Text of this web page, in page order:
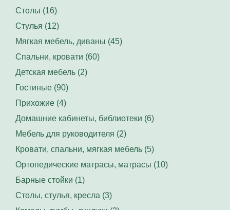
Столы (16)
Стулья (12)
Мягкая мебель, диваны (45)
Спальни, кровати (60)
Детская мебель (2)
Гостиные (90)
Прихожие (4)
Домашние кабинеты, библиотеки (6)
Мебель для руководителя (2)
Кровати, спальни, мягкая мебель (5)
Ортопедические матрасы, матрасы (10)
Барные стойки (1)
Столы, стулья, кресла (3)